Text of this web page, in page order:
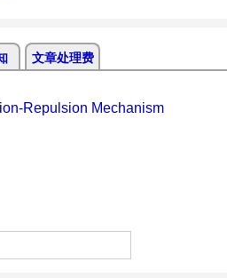
文章处理费
Repulsion Mechanism